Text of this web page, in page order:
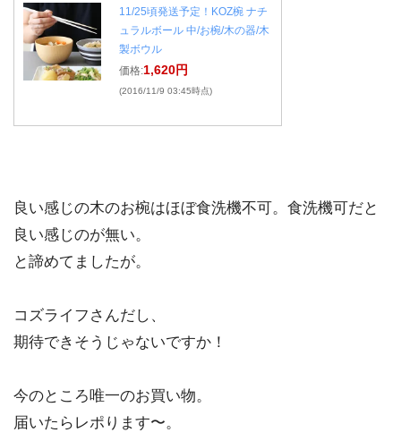
11/25頃発送予定！KOZ椀 ナチ
ュラルボール 中/お椀/木の器/木
製ボウル
価格:1,620円
(2016/11/9 03:45時点)
良い感じの木のお椀はほぼ食洗機不可。食洗機可だと
良い感じのが無い。
と諦めてましたが。
コズライフさんだし、
期待できそうじゃないですか！
今のところ唯一のお買い物。
届いたらレポります〜。